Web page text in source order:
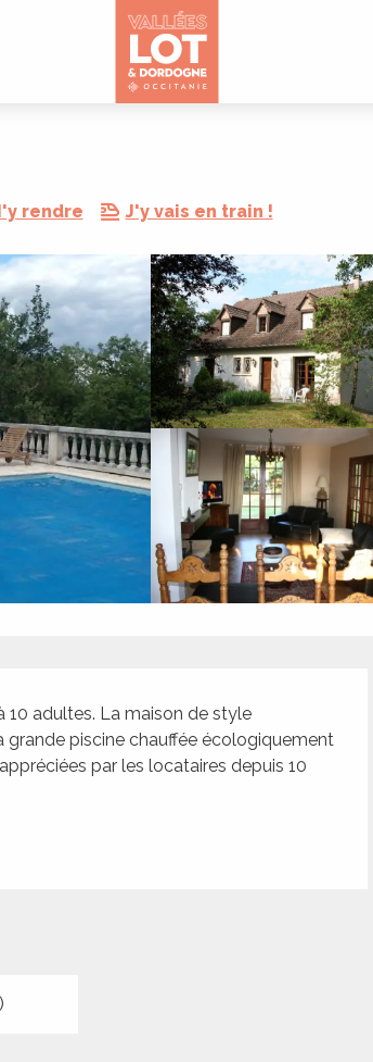
rendre J'y vais en train !
adultes. La maison de style
piscine chauffée écologiquement
par les locataires depuis 10